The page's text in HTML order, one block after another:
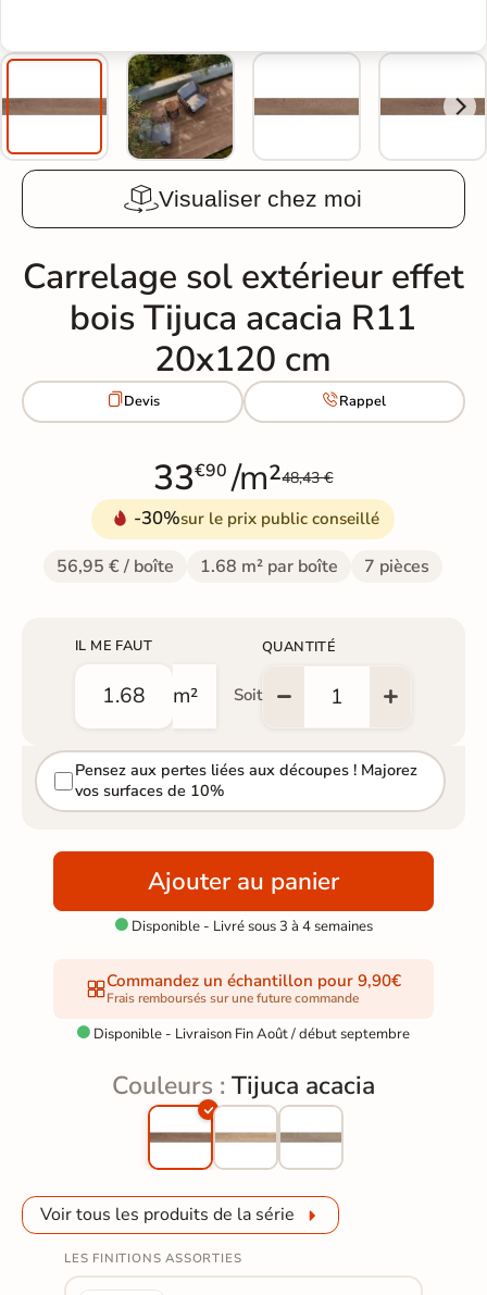
Visualiser chez moi
Carrelage sol extérieur effet
bois Tijuca acacia R11
20x120 cm
Devis Rappel
33€90 /m²48,43 €
-30%sur le prix public conseillé
56,95 € / boîte 1.68 m² par boîte 7 pièces
IL ME FAUT
m² Soit
QUANTITÉ
Pensez aux pertes liées aux découpes ! Majorez
vos surfaces de 10%
Ajouter au panier
Disponible - Livré sous 3 à 4 semaines
Commandez un échantillon pour 9,90€
Frais remboursés sur une future commande
 Disponible - Livraison Fin Août / début septembre
Couleurs : Tijuca acacia
Voir tous les produits de la série
LES FINITIONS ASSORTIES